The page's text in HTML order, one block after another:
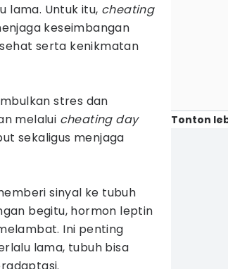
lama. Untuk itu, cheating
keseimbangan
serta kenikmatan
stres dan
melalui cheating day
sekaligus menjaga
sinyal ke tubuh
begitu, hormon leptin
Ini penting
lama, tubuh bisa
Tonton